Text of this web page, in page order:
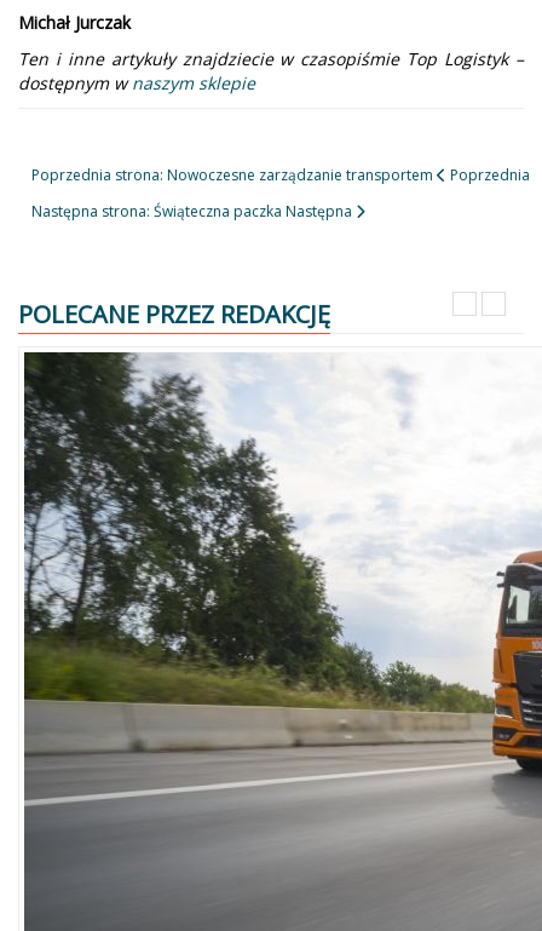
Michał Jurczak
Ten i inne artykuły znajdziecie w czasopiśmie Top Logistyk –
dostępnym wnaszym sklepie
Poprzednia strona: Nowoczesne zarządzanie transportem
Poprzednia
Następna strona: Świąteczna paczka Następna
POLECANE PRZEZ REDAKCJĘ